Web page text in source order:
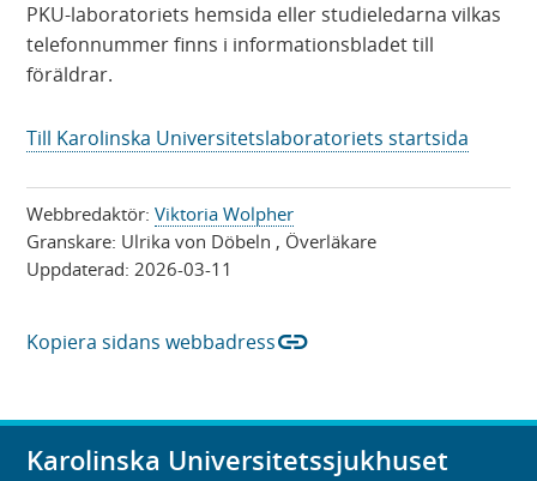
PKU-laboratoriets hemsida eller studieledarna vilkas
telefonnummer finns i informationsbladet till
föräldrar.
Till Karolinska Universitetslaboratoriets startsida
Webbredaktör:Viktoria Wolpher
Granskare: Ulrika von Döbeln , Överläkare
Uppdaterad: 2026-03-11
Kopiera sidans webbadresslink
Karolinska Universitetssjukhuset